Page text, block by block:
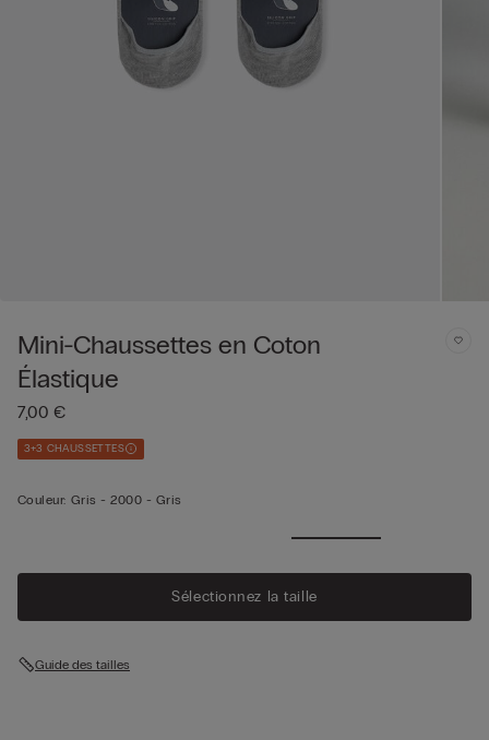
Mini-Chaussettes en Coton
Élastique
7,00 €
3+3 CHAUSSETTES
Couleur: Gris -2000 - Gris
Sélectionnez la taille
Guide des tailles